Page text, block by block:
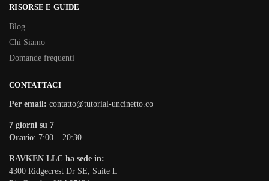
RISORSE E GUIDE
Blog
Chi Siamo
Domande frequenti
CONTATTACI
Per email: contatto@tutorial-uncinetto.co
7 giorni su 7
Orario: 7:00 – 20:30
RAVKEN LLC ha sede in:
4300 Ridgecrest Dr SE, Suite L